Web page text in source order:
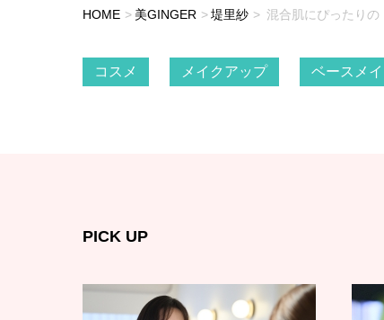
HOME 美GINGER 堤里紗 混合肌にぴったりの
コスメ メイクアップ ベースメイ
PICK UP